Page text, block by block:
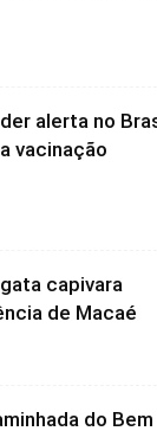
alerta no
vacinação
capivara
de Macaé
do Bem